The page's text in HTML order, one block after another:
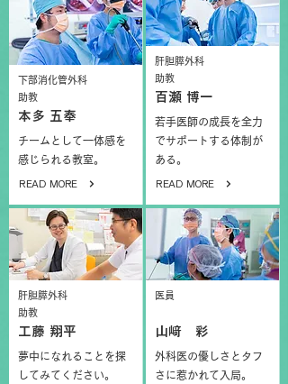
下部消化管外科
助教
本多 五奉
チームとして一体感を
感じられる教室。
READ MORE
肝胆膵外科
助教
工藤 翔平
夢中になれることを探
してみてください。
肝胆膵外科
助教
百瀬 博一
若手医師の成長を全力
でサポートする体制が
ある。
READ MORE
医員
山﨑 彩
外科医の優しさとタフ
さに惹かれて入局。